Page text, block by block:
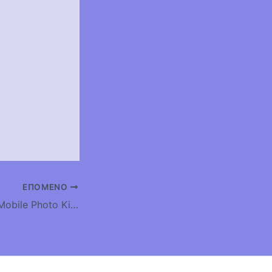
ΕΠΌΜΕΝΟ
Νεα εκδοση του Mobile Photo Kiosk